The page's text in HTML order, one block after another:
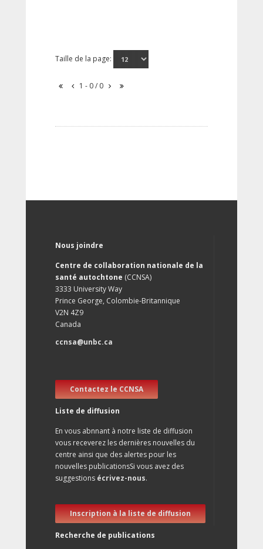
Taille de la page:
1 - 0 / 0
Nous joindre
Centre de collaboration nationale de la
santé autochtone (CCNSA)
3333 University Way
Prince George, Colombie-Britannique
V2N 4Z9
Canada
ccnsa@unbc.ca
Contactez le CCNSA
Liste de diffusion
En vous abnnant à notre liste de diffusion
vous receverez les dernières nouvelles du
centre ainsi que des alertes pour les
nouvelles publicationsSi vous avez des
suggestions écrivez-nous.
Inscription à la liste de diffusion
Recherche de publications